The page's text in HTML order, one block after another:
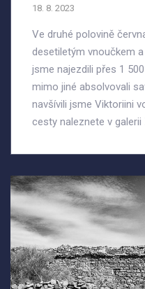
18. 8. 2023
Ve druhé polovině
desetiletým vnoučkem
jsme najezdili přes 1
mimo jiné absolvovali
navšívili jsme Viktoriini
cesty naleznete v galerii